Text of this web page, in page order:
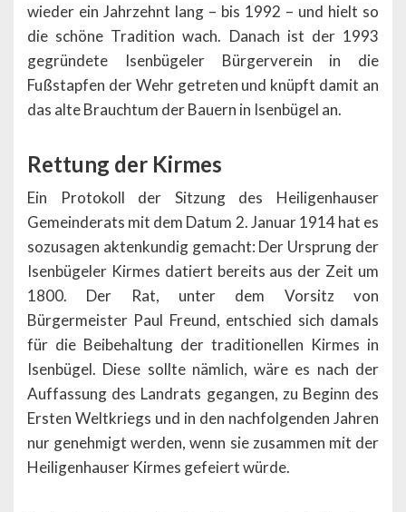
wieder ein Jahrzehnt lang – bis 1992 – und hielt so
die schöne Tradition wach. Danach ist der 1993
gegründete Isenbügeler Bürgerverein in die
Fußstapfen der Wehr getreten und knüpft damit an
das alte Brauchtum der Bauern in Isenbügel an.
Rettung der Kirmes
Ein Protokoll der Sitzung des Heiligenhauser
Gemeinderats mit dem Datum 2. Januar 1914 hat es
sozusagen aktenkundig gemacht: Der Ursprung der
Isenbügeler Kirmes datiert bereits aus der Zeit um
1800. Der Rat, unter dem Vorsitz von
Bürgermeister Paul Freund, entschied sich damals
für die Beibehaltung der traditionellen Kirmes in
Isenbügel. Diese sollte nämlich, wäre es nach der
Auffassung des Landrats gegangen, zu Beginn des
Ersten Weltkriegs und in den nachfolgenden Jahren
nur genehmigt werden, wenn sie zusammen mit der
Heiligenhauser Kirmes gefeiert würde.